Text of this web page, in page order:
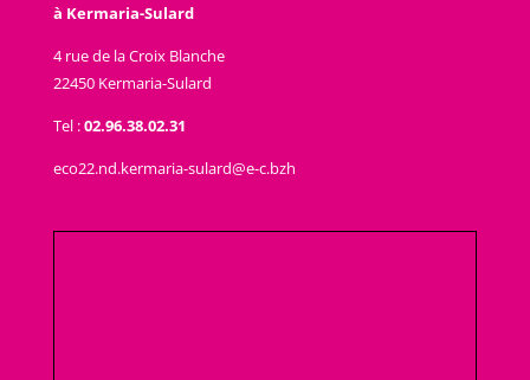
à Kermaria-Sulard
4 rue de la Croix Blanche
22450 Kermaria-Sulard
Tel :02.96.38.02.31
eco22.nd.kermaria-sulard@e-c.bzh